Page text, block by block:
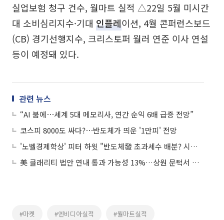
실업보험 청구 건수, 월마트 실적 △22일 5월 미시간
대 소비심리지수·기대 인플레이션, 4월 콘퍼런스보드
(CB) 경기선행지수, 크리스토퍼 월러 연준 이사 연설
등이 예정돼 있다.
관련 뉴스
“AI 붐에⋯세계 5대 메모리사, 연간 순익 6배 급증 전망”
코스피 8000도 싸다?⋯반도체가 띄운 '1만피' 전망
'노벨경제학상' 피터 하윗 "반도체發 초과세수 배분? 시기상조"
美 클래리티 법안 연내 통과 가능성 13%…상원 문턱서 제동
#마켓 #엔비디아실적 #월마트실적